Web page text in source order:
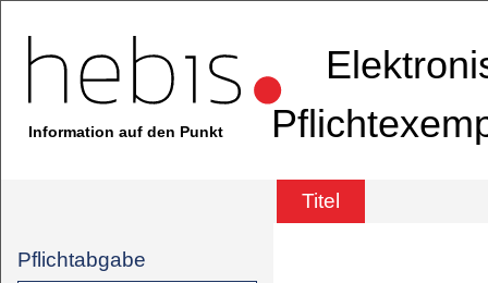
Information auf den Punkt
Titel
Pflichtabgabe